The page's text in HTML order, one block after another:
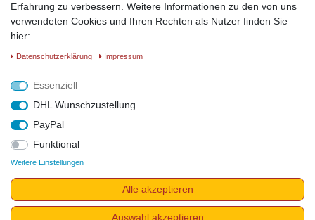
Mit dieser innovativen Räucherschüssel wird das Räuchern ihrer
Räucherns von Kräuterbündeln da der Smudge nicht nur von
Räucherwerk in der Schüssel landet.
Vertrag widerrufen
Erfahrung zu verbessern. Weitere Informationen zu den von uns
verwendeten Cookies und Ihren Rechten als Nutzer finden Sie
hier:
Daten­schutz­erklärung Impressum
Essenziell
DHL Wunschzustellung
PayPal
Funktional
Weitere Einstellungen
Alle akzeptieren
Auswahl akzeptieren